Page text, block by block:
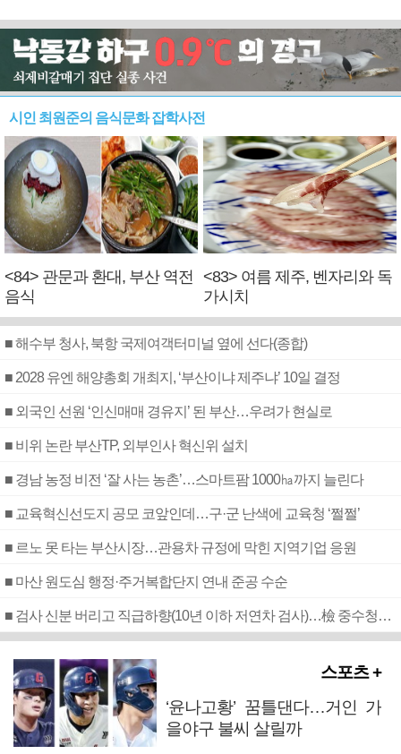
시인 최원준의 음식문화 잡학사전
<84> 관문과 환대, 부산 역전
음식
<83> 여름 제주, 벤자리와 독
가시치
■ 해수부 청사, 북항 국제여객터미널 옆에 선다(종합)
■ 2028 유엔 해양총회 개최지, ‘부산이냐 제주냐’ 10일 결정
■ 외국인 선원 ‘인신매매 경유지’ 된 부산…우려가 현실로
■ 비위 논란 부산TP, 외부인사 혁신위 설치
■ 경남 농정 비전 ‘잘 사는 농촌’…스마트팜 1000㏊까지 늘린다
■ 교육혁신선도지 공모 코앞인데…구·군 난색에 교육청 ‘쩔쩔’
■ 르노 못 타는 부산시장…관용차 규정에 막힌 지역기업 응원
■ 마산 원도심 행정·주거복합단지 연내 준공 수순
■ 검사 신분 버리고 직급하향(10년 이하 저연차 검사)…檢 중수청행 기피
스포츠 +
‘윤나고황’ 꿈틀댄다…거인 가
을야구 불씨 살릴까